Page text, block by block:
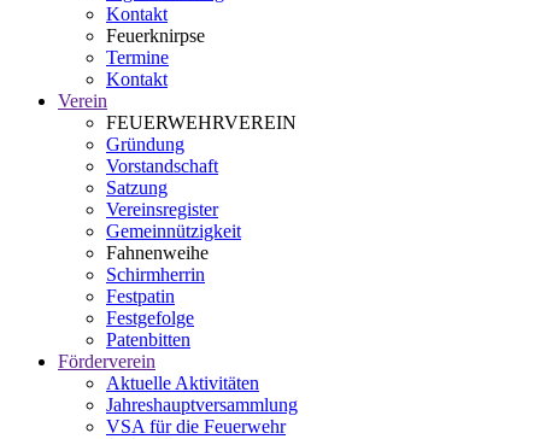
Kontakt
Feuerknirpse
Termine
Kontakt
Verein
FEUERWEHRVEREIN
Gründung
Vorstandschaft
Satzung
Vereinsregister
Gemeinnützigkeit
Fahnenweihe
Schirmherrin
Festpatin
Festgefolge
Patenbitten
Förderverein
Aktuelle Aktivitäten
Jahreshauptversammlung
VSA für die Feuerwehr